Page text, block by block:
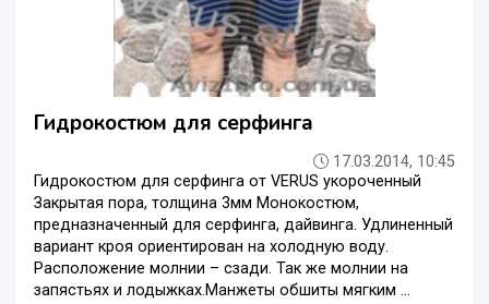
Гидрокостюм для серфинга
17.03.2014, 10:45
Гидрокостюм для серфинга от VERUS укороченный
Закрытая пора, толщина 3мм Монокостюм,
предназначенный для серфинга, дайвинга. Удлиненный
вариант кроя ориентирован на холодную воду.
Расположение молнии – сзади. Так же молнии на
запястьях и лодыжках.Манжеты обшиты мягким ...